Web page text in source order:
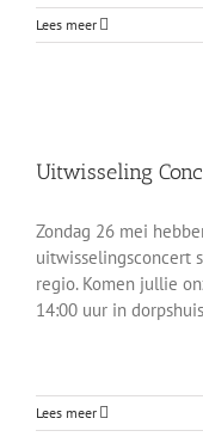
Lees meer
Uitwisseling
Zondag 26 mei
uitwisselingsconcert
regio. Komen jullie
14:00 uur in
Lees meer